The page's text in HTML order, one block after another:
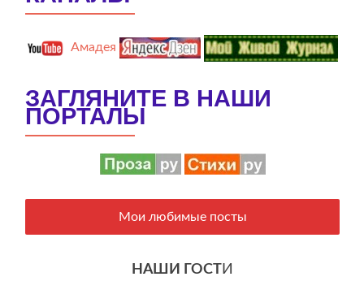
Амадея
ЗАГЛЯНИТЕ В НАШИ
ПОРТАЛЫ
Мои любимые посты
НАШИ ГОСТИ